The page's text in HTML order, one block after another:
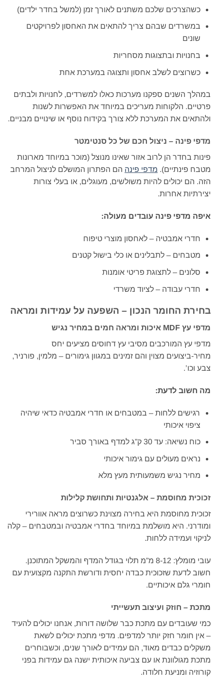
כשהצרכים שלכם משתנים לאורך זמן (למשל בחדר ילדים)
במשרדים שבהם צריך להתאים את האחסון לפרויקטים
שונים
בחנויות ובתצוגות מסחריות
כשרוצים לשלב אחסון ותצוגה במערכת אחת
במהלך השנים ספקנו מערכות כאלו למשרדים, לחנויות ולבתים
פרטיים. הלקוחות מעריכים במיוחד את האפשרות לשנות
ולהתאים את המערכת ללא צורך בקידוח נוסף או שינויים מבניים.
מדפי פינה – ניצול חכם של כל סנטימטר
פינות בחדר הן לרוב אזור שאינו מנוצל (מוכר במיוחד מארונות
מטבח פינתיים). מדפי פינה הם הפתרון המושלם לניצול המרחב
הזה. הם יכולים להיות משולשים, מעוגלים, או בעלי צורות
יצירתיות אחרות.
איפה מדפי פינה עובדים מעולה:
חדרי אמבטיה – לאחסון מוצרי טיפוח
מטבחים – לתבלינים או כלי בישול קטנים
סלונים – לתצוגת פריטי אומנות
חדרי עבודה – לציוד משרדי
בחירת החומר הנכון – השפעה על עמידות ומראה
מדפי עץ MDF איכות ומראה חמים במחיר נגיש
מדפי עץ המורכבים מסיבי עץ דחוסים מציעים יחס
מחיר-ביצועים מצוין והם זמינים במגוון גימורים – מלמין, פורניר,
צבע וכו’.
מה חשוב לדעת:
רגישים ללחות – במטבחים או חדרי אמבטיה כדאי שיהיה
ציפוי איכותי
כוח נשיאה: עד 30 ק”ג למדף באורך סביר
נראים מעולים עם גימור איכותי
מחיר נגיש משמעותית מעץ מלא
זכוכית מחוסמת – אלגנטיות ותחושת קלילות
זכוכית מחוסמת היא בחירה מצוינת כשרוצים מראה אוורירי
ומודרני. היא מושלמת במיוחד בחדרי אמבטיה ובמטבחים – קלה
לניקוי ועמידה ללחות.
עובי מומלץ: 8-12 מ”מ תלוי בגודל המדף והמשקל המתוכנן.
חשוב לדעת שזכוכית כבדה יחסית ודורשת התקנה מקצועית עם
חומרי גלם איכותיים.
מתכת – חוזק ועיצוב תעשייתי
כמי שעובדים עם מתכת כבר שלושה דורות, אנחנו יכולים להעיד
– אין חומר חזק יותר למדפים. מדפי מתכת יכולים לשאת
משקלים כבדים מאוד, הם עמידים לאורך שנים, וכשבוחרים
מתכת מגולוונת או עם צביעה איכותית ישנה גם עמידות בפני
קורוזיה ומניעת חלודה.